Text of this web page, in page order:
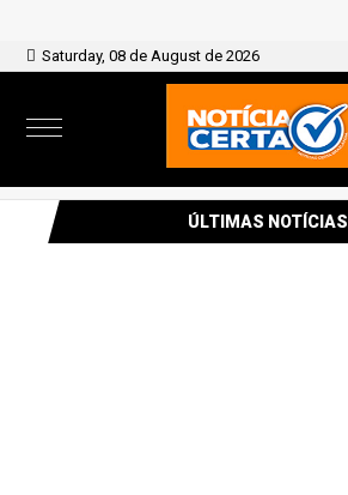
Saturday, 08 de August de 2026
ÚLTIMAS NOTÍCIAS